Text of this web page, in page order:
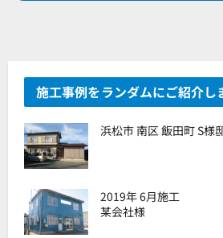
施工事例をランダムにご紹介し
浜松市 南区 飯田町 S様
2019年 6月施工
某会社様